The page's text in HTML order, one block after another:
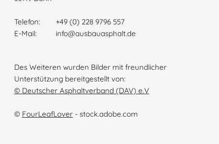
Telefon:
+49 (0) 228 9796 557
E-Mail:
info@ausbauasphalt.de
Des Weiteren wurden Bilder mit freundlicher
Unterstützung bereitgestellt von:
© Deutscher Asphaltverband (DAV) e.V
© FourLeafLover- stock.adobe.com